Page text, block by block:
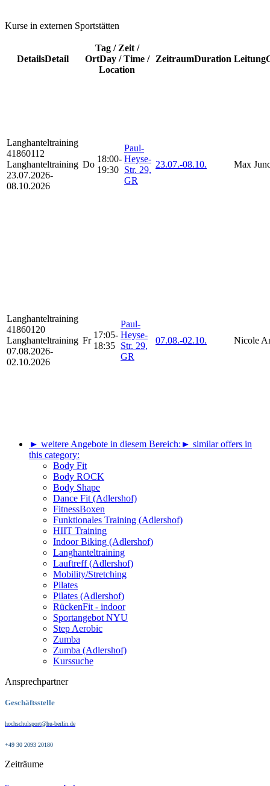
Kurse in externen Sportstätten
DetailsDetail
Tag / Zeit /
OrtDay / Time /
Location
ZeitraumDuration Leitung
Langhanteltraining
41860112
Langhanteltraining
23.07.2026-
08.10.2026
Do
18:00-
19:30
Paul-
Heyse-
Str. 29,
GR
23.07.-08.10. Max
Langhanteltraining
41860120
Langhanteltraining
07.08.2026-
02.10.2026
Fr
17:05-
18:35
Paul-
Heyse-
Str. 29,
GR
07.08.-02.10. Nicole
► weitere Angebote in diesem Bereich: ► similar offers in
this category:
Body Fit
Body ROCK
Body Shape
Dance Fit (Adlershof)
FitnessBoxen
Funktionales Training (Adlershof)
HIIT Training
Indoor Biking (Adlershof)
Langhanteltraining
Lauftreff (Adlershof)
Mobility/Stretching
Pilates
Pilates (Adlershof)
RückenFit - indoor
Sportangebot NYU
Step Aerobic
Zumba
Zumba (Adlershof)
Kurssuche
Ansprechpartner
Geschäftsstelle
hochschulsport@hu-berlin.de
+49 30 2093 20180
Zeiträume